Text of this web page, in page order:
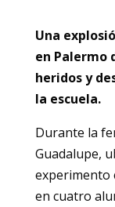
Una
en Palermo
heridos y
la escuela.
Durante la
Guadalupe,
experimento
en cuatro